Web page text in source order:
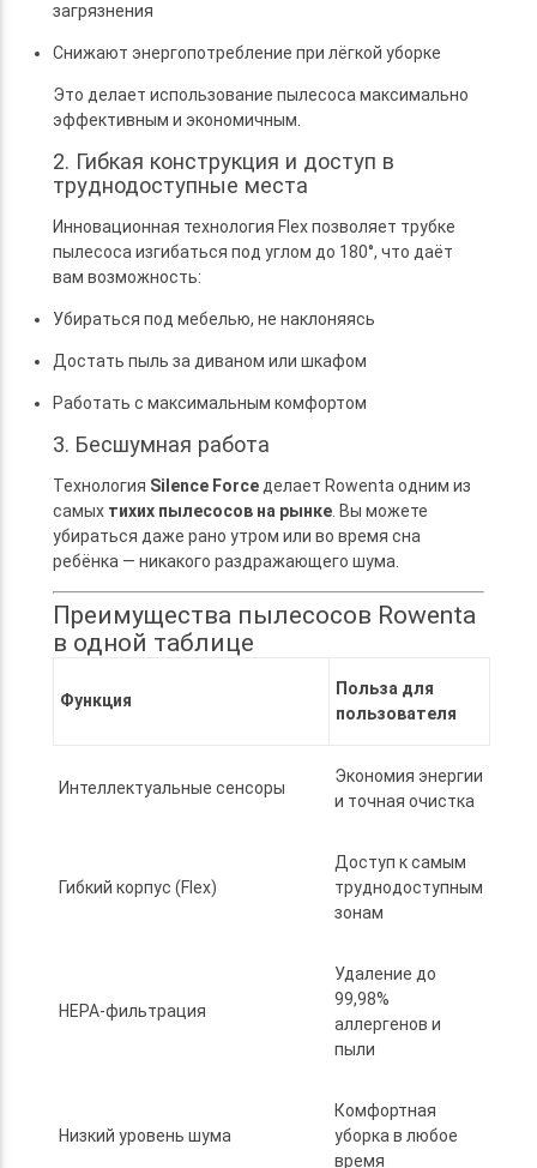
загрязнения
Снижают энергопотребление при лёгкой уборке
Это делает использование пылесоса максимально
эффективным и экономичным.
2. Гибкая конструкция и доступ в
труднодоступные места
Инновационная технология Flex позволяет трубке
пылесоса изгибаться под углом до 180°, что даёт
вам возможность:
Убираться под мебелью, не наклоняясь
Достать пыль за диваном или шкафом
Работать с максимальным комфортом
3. Бесшумная работа
Технология Silence Force делает Rowenta одним из
самых тихих пылесосов на рынке . Вы можете
убираться даже рано утром или во время сна
ребёнка — никакого раздражающего шума.
Преимущества пылесосов Rowenta
в одной таблице
Функция
Польза для
пользователя
Интеллектуальные сенсоры
Экономия энергии
и точная очистка
Гибкий корпус (Flex)
Доступ к самым
труднодоступным
зонам
HEPA-фильтрация
Удаление до
99,98%
аллергенов и
пыли
Низкий уровень шума
Комфортная
уборка в любое
время